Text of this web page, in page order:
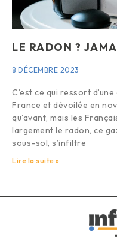
LE RADON ?
8 DÉCEMBRE 2023
C’est ce qui ressort
France et dévoilée en
qu’avant, mais les
largement le radon, ce
sous-sol, s’infiltre
Lire la suite »